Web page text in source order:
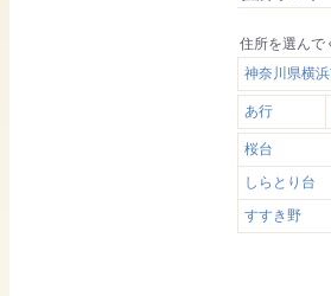
住所を選んで
神奈川県横
あ行
桜台
しらとり台
すすき野